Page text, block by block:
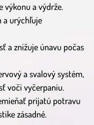
výkonu a výdrže.
a urýchľuje
a znižuje únavu počas
a svalový systém,
voči vyčerpaniu.
prijatú potravu
zásadné.